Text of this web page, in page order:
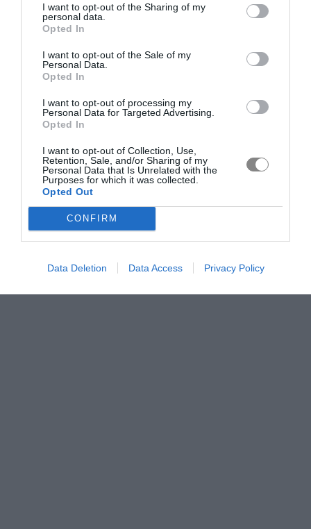
I want to opt-out of the Sharing of my
personal data.
Opted In
I want to opt-out of the Sale of my
Personal Data.
Opted In
I want to opt-out of processing my
Personal Data for Targeted Advertising.
Opted In
I want to opt-out of Collection, Use,
Retention, Sale, and/or Sharing of my
Personal Data that Is Unrelated with the
Purposes for which it was collected.
Opted Out
CONFIRM
Data Deletion Data Access Privacy Policy